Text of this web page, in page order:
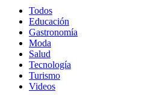
Todos
Educación
Gastronomía
Moda
Salud
Tecnología
Turismo
Videos